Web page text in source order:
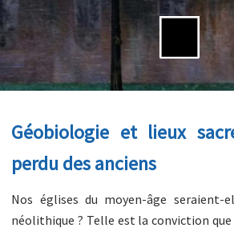
Géobiologie et lieux
perdu des anciens
Nos églises du moyen-âge seraient-
néolithique ? Telle est la conviction